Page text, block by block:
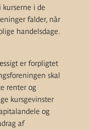
i de
falder, når
handelsdage.
er forpligtet
skal
renter og
kursgevinster
og
af